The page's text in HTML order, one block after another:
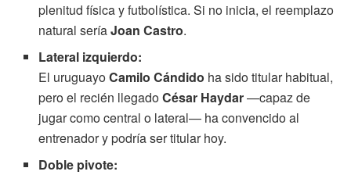
plenitud física y futbolística. Si no inicia, el reemplazo
natural seríaJoan Castro.
Lateral izquierdo:
El uruguayoCamilo Cándido ha sido titular habitual,
pero el recién llegadoCésar Haydar—capaz de
jugar como central o lateral— ha convencido al
entrenador y podría ser titular hoy.
Doble pivote: